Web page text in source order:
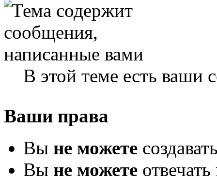
В этой теме есть ваши
Ваши права
Вы не можете
Вы не можете